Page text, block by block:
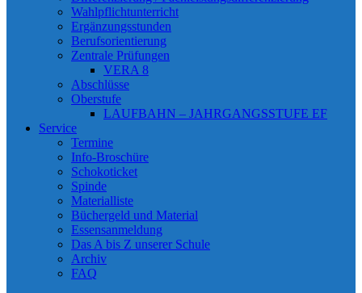
Wahlpflichtunterricht
Ergänzungsstunden
Berufsorientierung
Zentrale Prüfungen
VERA 8
Abschlüsse
Oberstufe
LAUFBAHN – JAHRGANGSSTUFE EF
Service
Termine
Info-Broschüre
Schokoticket
Spinde
Materialliste
Büchergeld und Material
Essensanmeldung
Das A bis Z unserer Schule
Archiv
FAQ